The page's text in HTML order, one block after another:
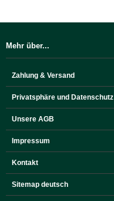
Mehr über...
Zahlung & Versand
Privatsphäre und Datenschutz
Unsere AGB
Impressum
Kontakt
Sitemap deutsch